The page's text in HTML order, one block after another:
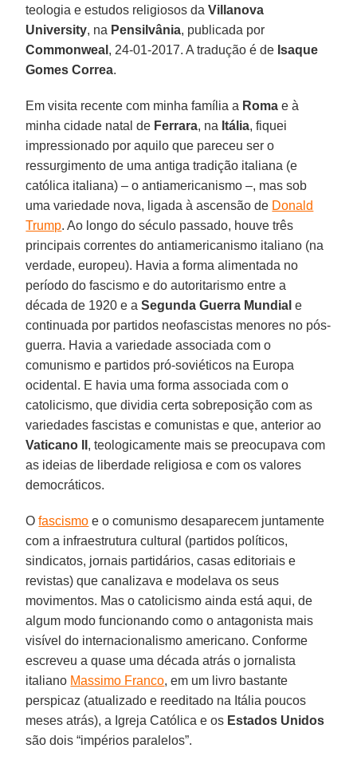
teologia e estudos religiosos daVillanova
University, na Pensilvânia, publicada por
Commonweal , 24-01-2017. A tradução é de Isaque
Gomes Correa.
Em visita recente com minha família a Roma e à
minha cidade natal de Ferrara, na Itália, fiquei
impressionado por aquilo que pareceu ser o
ressurgimento de uma antiga tradição italiana (e
católica italiana) – o antiamericanismo –, mas sob
uma variedade nova, ligada à ascensão de Donald
Trump. Ao longo do século passado, houve três
principais correntes do antiamericanismo italiano (na
verdade, europeu). Havia a forma alimentada no
período do fascismo e do autoritarismo entre a
década de 1920 e aSegunda Guerra Mundial e
continuada por partidos neofascistas menores no pós-
guerra. Havia a variedade associada com o
comunismo e partidos pró-soviéticos na Europa
ocidental. E havia uma forma associada com o
catolicismo, que dividia certa sobreposição com as
variedades fascistas e comunistas e que, anterior ao
Vaticano II , teologicamente mais se preocupava com
as ideias de liberdade religiosa e com os valores
democráticos.
Ofascismo e o comunismo desaparecem juntamente
com a infraestrutura cultural (partidos políticos,
sindicatos, jornais partidários, casas editoriais e
revistas) que canalizava e modelava os seus
movimentos. Mas o catolicismo ainda está aqui, de
algum modo funcionando como o antagonista mais
visível do internacionalismo americano. Conforme
escreveu a quase uma década atrás o jornalista
italiano Massimo Franco, em um livro bastante
perspicaz (atualizado e reeditado na Itália poucos
meses atrás), a Igreja Católica e os Estados Unidos
são dois “impérios paralelos”.